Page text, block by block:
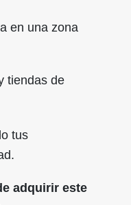
en una zona
tiendas de
tus
adquirir este